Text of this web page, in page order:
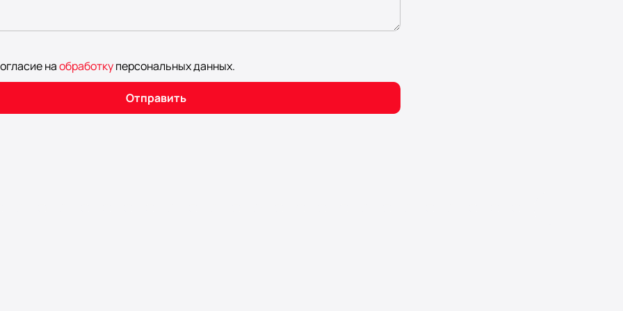
наобработкуперсональных данных.
Отправить